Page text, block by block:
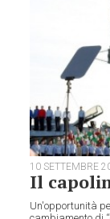
10 SETTEMBRE
Il
Un'opportunità